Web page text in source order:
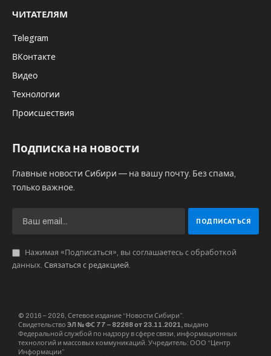
рядом с Бердским заливом реализует
с партнерами. Особенность проекта –
максимальная палитра возможностей для
отдыха, начиная от развлечений для всей
семьи и заканчивая индивидуальными
турами и деловыми мероприятиями.
Проект частно – рекреационного парка «
Новосибирской области предприниматель
Сергей Репников реализует вместе с
недалеко от Бердского залива и села Морозово.
Новосибирского водохранилища.
По словам Сергея Репникова, 45 га территории